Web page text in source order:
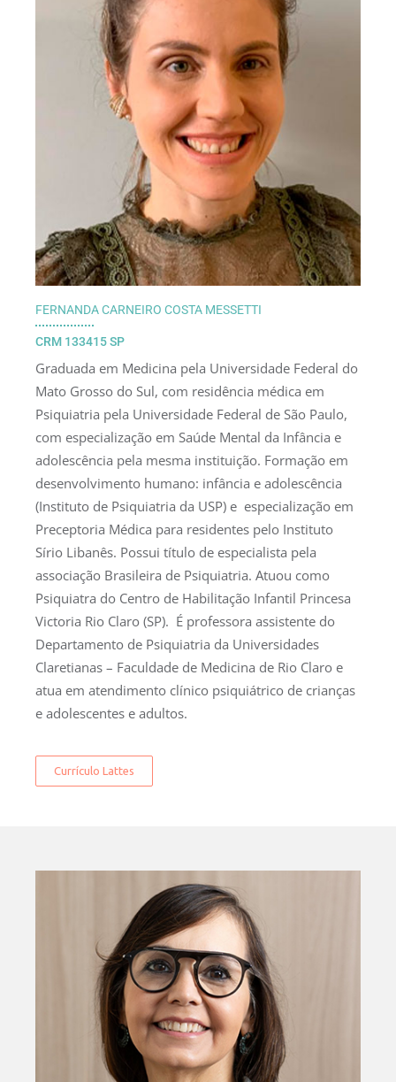
FERNANDA CARNEIRO COSTA MESSETTI
CRM 133415 SP
Graduada em Medicina pela Universidade Federal do
Mato Grosso do Sul, com residência médica em
Psiquiatria pela Universidade Federal de São Paulo,
com especialização em Saúde Mental da Infância e
adolescência pela mesma instituição. Formação em
desenvolvimento humano: infância e adolescência
(Instituto de Psiquiatria da USP) e especialização em
Preceptoria Médica para residentes pelo Instituto
Sírio Libanês. Possui título de especialista pela
associação Brasileira de Psiquiatria. Atuou como
Psiquiatra do Centro de Habilitação Infantil Princesa
Victoria Rio Claro (SP). É professora assistente do
Departamento de Psiquiatria da Universidades
Claretianas – Faculdade de Medicina de Rio Claro e
atua em atendimento clínico psiquiátrico de crianças
e adolescentes e adultos.
Currículo Lattes